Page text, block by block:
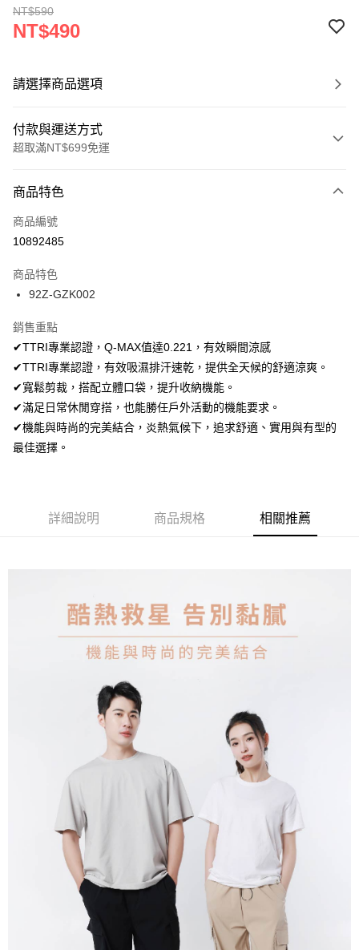
NT$590
NT$490
請選擇商品選項
付款與運送方式
超取滿NT$699免運
信用卡一次付款
超商取貨付款
Apple Pay
街口支付
悠遊付
ATM付款
全家取貨付款
每筆NT$80，滿NT$699(含以上)免運費
每筆NT$80，滿NT$699(含以上)免運費
商品特色
商品編號
10892485
商品特色
92Z-GZK002
銷售重點
✔TTRI專業認證，Q-MAX值達0.221，有效瞬間涼感
✔TTRI專業認證，有效吸濕排汗速乾，提供全天候的舒適涼爽。
✔寬鬆剪裁，搭配立體口袋，提升收納機能。
✔滿足日常休閒穿搭，也能勝任戶外活動的機能要求。
✔機能與時尚的完美結合，炎熱氣候下，追求舒適、實用與有型的
最佳選擇。
詳細說明 商品規格 相關推薦